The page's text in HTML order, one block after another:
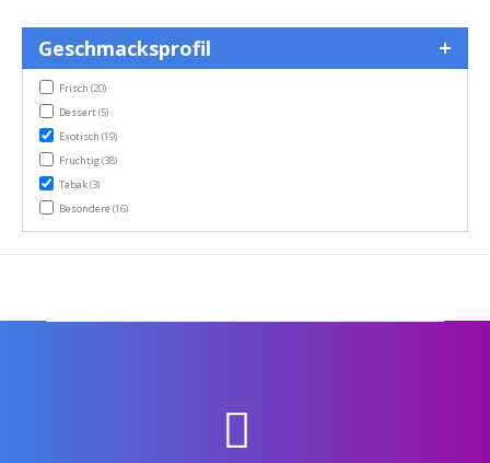
Geschmacksprofil
Frisch(20)items
Dessert(5)items
Exotisch(19)items
Fruchtig(38)items
Tabak(3)items
Besondere(16)items